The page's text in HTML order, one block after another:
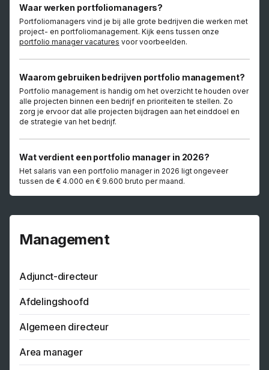
Waar werken portfoliomanagers?
Portfoliomanagers vind je bij alle grote bedrijven die werken met
project- en portfoliomanagement. Kijk eens tussen onze
portfolio manager vacatures voor voorbeelden.
Waarom gebruiken bedrijven portfolio management?
Portfolio management is handig om het overzicht te houden over
alle projecten binnen een bedrijf en prioriteiten te stellen. Zo
zorg je ervoor dat alle projecten bijdragen aan het einddoel en
de strategie van het bedrijf.
Wat verdient een portfolio manager in 2026?
Het salaris van een portfolio manager in 2026 ligt ongeveer
tussen de € 4.000 en € 9.600 bruto per maand.
Management
Adjunct-directeur
Afdelingshoofd
Algemeen directeur
Area manager